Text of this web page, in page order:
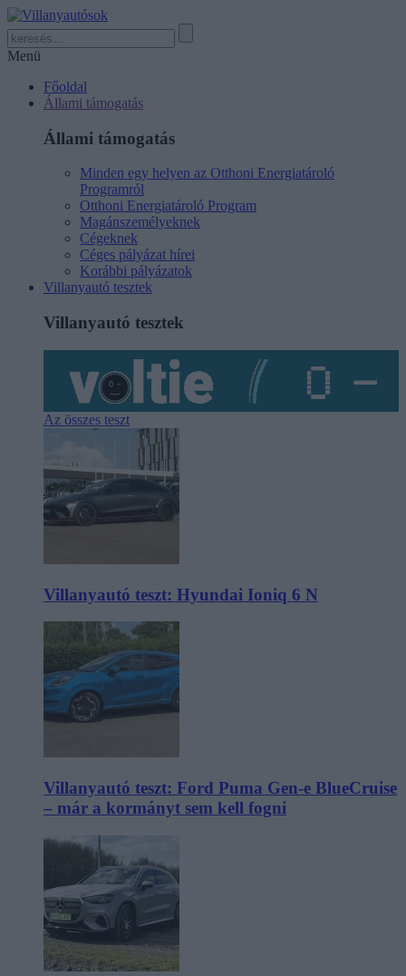
Menü
Főoldal
Állami támogatás
Állami támogatás
Minden egy helyen az Otthoni Energiatároló
Programról
Otthoni Energiatároló Program
Magánszemélyeknek
Cégeknek
Céges pályázat hírei
Korábbi pályázatok
Villanyautó tesztek
Villanyautó tesztek
Az összes teszt
Villanyautó teszt: Hyundai Ioniq 6 N
Villanyautó teszt: Ford Puma Gen-e BlueCruise
– már a kormányt sem kell fogni